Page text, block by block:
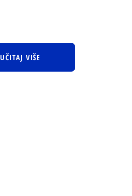
UČITAJ VIŠE